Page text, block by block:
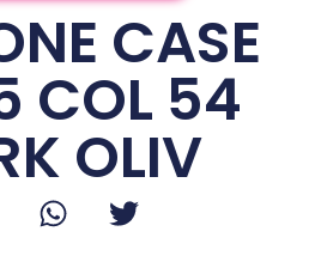
CASE
COL 54
OLIV